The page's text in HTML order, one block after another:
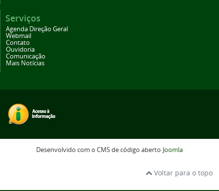
Serviços
Agenda Direção Geral
Webmail
Contato
Ouvidoria
Comunicação
Mais Notícias
Desenvolvido com o CMS de código aberto Joomla
Voltar para o topo